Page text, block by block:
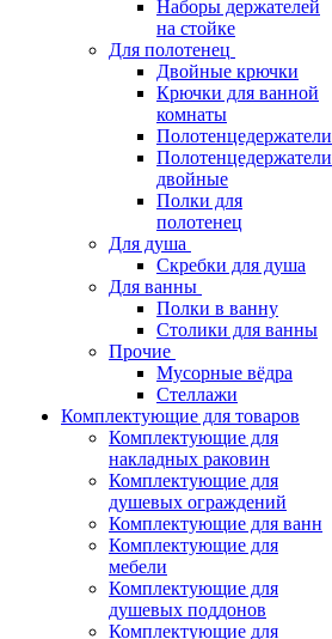
Наборы держателей
на стойке
Для полотенец
Двойные крючки
Крючки для ванной
комнаты
Полотенцедержатели
Полотенцедержатели
двойные
Полки для
полотенец
Для душа
Скребки для душа
Для ванны
Полки в ванну
Столики для ванны
Прочие
Мусорные вёдра
Стеллажи
Комплектующие для товаров
Комплектующие для
накладных раковин
Комплектующие для
душевых ограждений
Комплектующие для ванн
Комплектующие для
мебели
Комплектующие для
душевых поддонов
Комплектующие для